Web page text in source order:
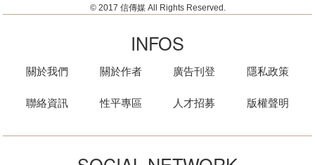
© 2017 信傳媒 All Rights Reserved.
INFOS
關於我們
聯絡資訊
關於作者
性平專區
廣告刊登
人才招募
隱私政策
版權聲明